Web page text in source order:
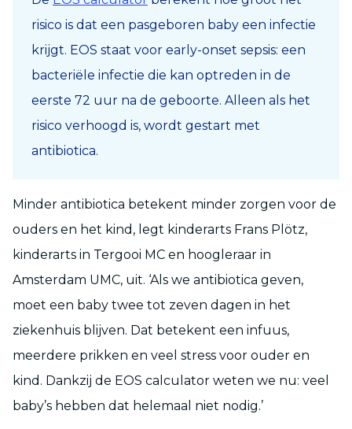
risico is dat een pasgeboren baby een infectie
krijgt. EOS staat voor early-onset sepsis: een
bacteriële infectie die kan optreden in de
eerste 72 uur na de geboorte. Alleen als het
risico verhoogd is, wordt gestart met
antibiotica.
Minder antibiotica betekent minder zorgen voor de
ouders en het kind, legt kinderarts Frans Plötz,
kinderarts in Tergooi MC en hoogleraar in
Amsterdam UMC, uit. ‘Als we antibiotica geven,
moet een baby twee tot zeven dagen in het
ziekenhuis blijven. Dat betekent een infuus,
meerdere prikken en veel stress voor ouder en
kind. Dankzij de EOS calculator weten we nu: veel
baby’s hebben dat helemaal niet nodig.’